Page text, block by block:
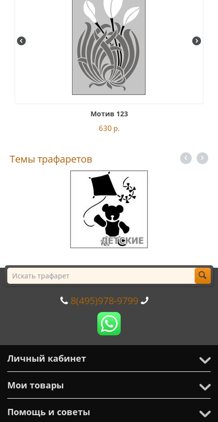
Мотив 123
630 р.
Темы трафаретов
8(495)978-9799
Личный кабинет
Мои товары
Помощь и советы